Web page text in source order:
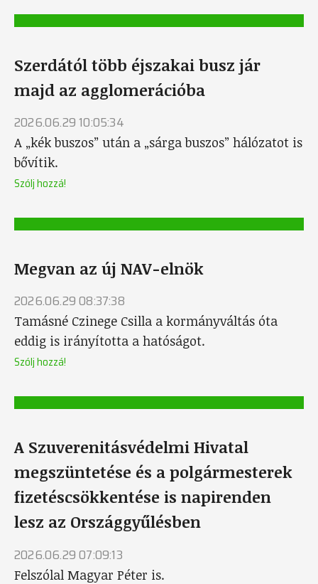
Szerdától több éjszakai busz jár
majd az agglomerációba
2026.06.29 10:05:34
A „kék buszos” után a „sárga buszos” hálózatot is
bővítik.
Szólj hozzá!
Megvan az új NAV-elnök
2026.06.29 08:37:38
Tamásné Czinege Csilla a kormányváltás óta
eddig is irányította a hatóságot.
Szólj hozzá!
A Szuverenitásvédelmi Hivatal
megszüntetése és a polgármesterek
fizetéscsökkentése is napirenden
lesz az Országgyűlésben
2026.06.29 07:09:13
Felszólal Magyar Péter is.